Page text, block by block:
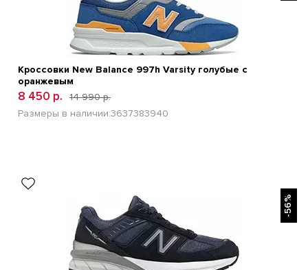
Кроссовки New Balance 997h Varsity голубые с
оранжевым
8 450 р.
14 990 р.
Размеры в наличии:3637383940
-56%